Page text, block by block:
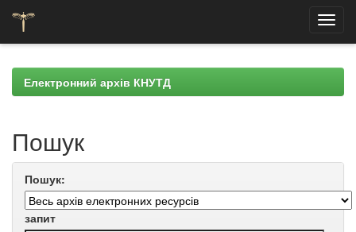
navigationЕлектронний архів КНУТД
Пошук
Пошук:
запит